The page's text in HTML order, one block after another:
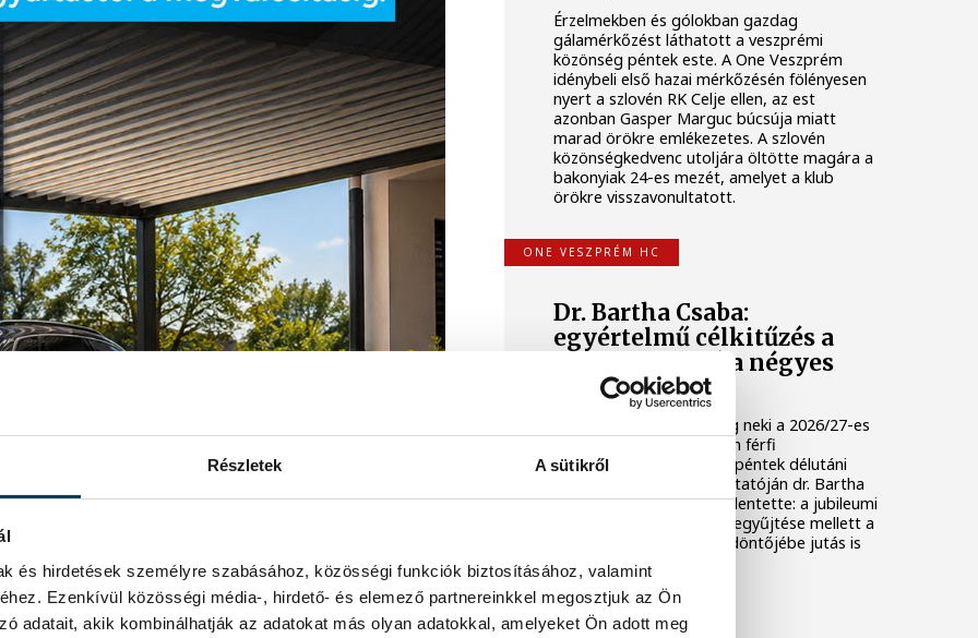
Részletek A sütikről
és hirdetések személyre szabásához, közösségi funkciók biztosításához, valamint
Ezenkívül közösségi média-, hirdető- és elemező partnereinkkel megosztjuk az Ön
adatait, akik kombinálhatják az adatokat más olyan adatokkal, amelyeket Ön adott meg
Érzelmekben és gólokban gazdag
gálamérkőzést láthatott a veszprémi
közönség péntek este. A One Veszprém
idénybeli első hazai mérkőzésén fölényesen
nyert a szlovén RK Celje ellen, az est
azonban Gasper Marguc búcsúja miatt
marad örökre emlékezetes. A szlovén
közönségkedvenc utoljára öltötte magára a
bakonyiak 24-es mezét, amelyet a klub
örökre visszavonultatott.
ONE VESZPRÉM HC
Dr. Bartha Csaba:
egyértelmű célkitűzés a
Bajnokok Ligája négyes
döntője
Huszonkét játékossal vág neki a 2026/27-es
idénynek a One Veszprém férfi
kézilabdacsapata. A klub péntek délutáni
szezonnyitó sajtótájékoztatóján dr. Bartha
Csaba vezérigazgató kijelentette: a jubileumi
idényben a hazai címek begyűjtése mellett a
Bajnokok Ligája négyes döntőjébe jutás is
egyértelmű célkitűzés.
TÁMOGATOTT TARTALOM